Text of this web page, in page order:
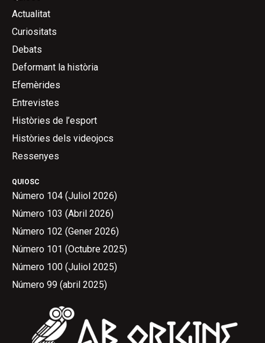
QUIOSC
Número 104 (Juliol 2026)
Número 103 (Abril 2026)
Número 102 (Gener 2026)
Número 101 (Octubre 2025)
Número 100 (Juliol 2025)
Número 99 (abril 2025)
Actualitat
Curiositats
Debats
Deformant la història
Efemèrides
Entrevistes
Històries de l’esport
Històries dels videojocs
Ressenyes